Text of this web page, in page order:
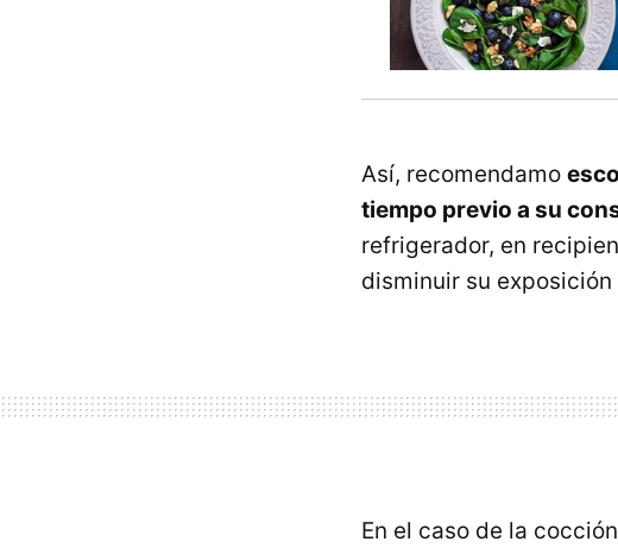
Así, recomendamo
tiempo previo a su
refrigerador, en
disminuir su exposición
En el caso de la